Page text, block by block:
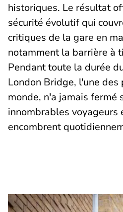
historiques. Le résultat
sécurité évolutif qui
critiques de la gare en
notamment la barrière à
Pendant toute la durée
London Bridge, l'une des
monde, n'a jamais fermé
innombrables voyageurs
encombrent